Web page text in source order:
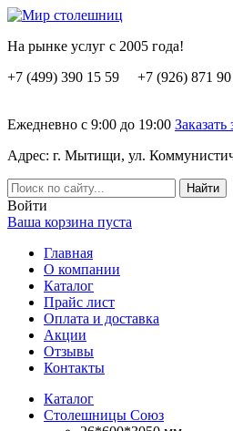
На рынке услуг с 2005 года!
+7 (499) 390 15 59 +7 (926) 871 90
Ежедневно с 9:00 до 19:00 Заказать
Адрес: г. Мытищи, ул.
Вoйти
Ваша корзина пуста
Главная
О компании
Каталог
Прайс лист
Оплата и доставка
Акции
Отзывы
Контакты
Каталог
Столешницы Союз